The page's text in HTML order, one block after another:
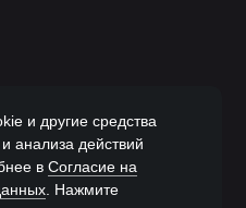
и другие средства
анализа действий
в Согласие на
. Нажмите